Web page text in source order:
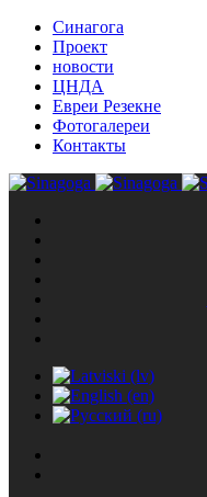
Синагога
Проект
новости
ЦНДА
Евреи Резекне
Фотогалереи
Контакты